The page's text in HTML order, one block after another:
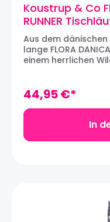
Koustrup & Co
RUNNER
Aus dem
lange FLORA
einem herrlichen
aus natürlich
Tischläufer und
sind weich und aus
Leinen und
bedruckt.Das
gewaschen
Großbritannien,
Leidenschaft von
über Pflanzen,
44,95 €*
In